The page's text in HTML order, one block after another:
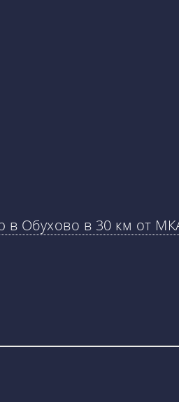
в Обухово в 30 км от